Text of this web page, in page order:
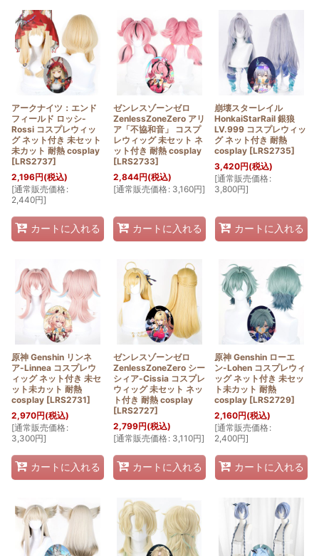
アークナイツ：エンド
フィールド ロッシ-
Rossi コスプレウィッ
グ ネット付き 未セット
未カット 耐熱 cosplay
[LRS2737]
2,196円(税込)
[通常販売価格:
2,440円]
カートに入れる
ゼンレスゾーンゼロ
ZenlessZoneZero アリ
ア「不協和音」 コスプ
レウィッグ 未セット ネ
ット付き 耐熱 cosplay
[LRS2733]
2,844円(税込)
[通常販売価格: 3,160円]
カートに入れる
崩壊スターレイル
HonkaiStarRail 銀狼
LV.999 コスプレウィッ
グ ネット付き 耐熱
cosplay [LRS2735]
3,420円(税込)
[通常販売価格:
3,800円]
カートに入れる
原神 Genshin リンネ
ア-Linnea コスプレウ
ィッグ ネット付き 未セ
ット未カット 耐熱
cosplay [LRS2731]
2,970円(税込)
[通常販売価格:
3,300円]
カートに入れる
ゼンレスゾーンゼロ
ZenlessZoneZero シー
シィア-Cissia コスプレ
ウィッグ 未セット ネッ
ト付き 耐熱 cosplay
[LRS2727]
2,799円(税込)
[通常販売価格: 3,110円]
カートに入れる
原神 Genshin ローエ
ン-Lohen コスプレウィ
ッグ ネット付き 未セッ
ト未カット 耐熱
cosplay [LRS2729]
2,160円(税込)
[通常販売価格:
2,400円]
カートに入れる